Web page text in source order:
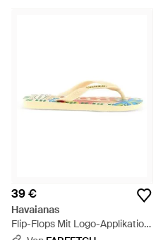
39 €
Havaianas
Flip-Flops Mit Logo-Applikation